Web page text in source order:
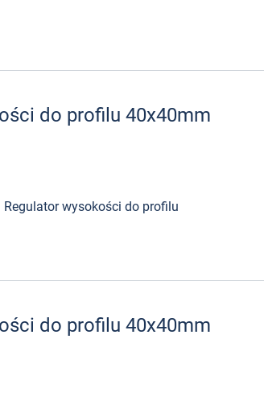
do profilu 40x40mm
Regulator wysokości do profilu
do profilu 40x40mm